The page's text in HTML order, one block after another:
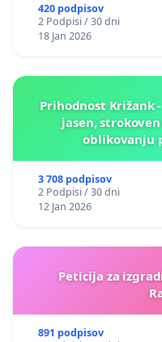
420 podpisov
2 Podpisi / 30 dni
18 Jan 2026
Prihodnost Križank
jasen,
oblikovanju
3 708 podpisov
2 Podpisi / 30 dni
12 Jan 2026
Peticija za
891 podpisov